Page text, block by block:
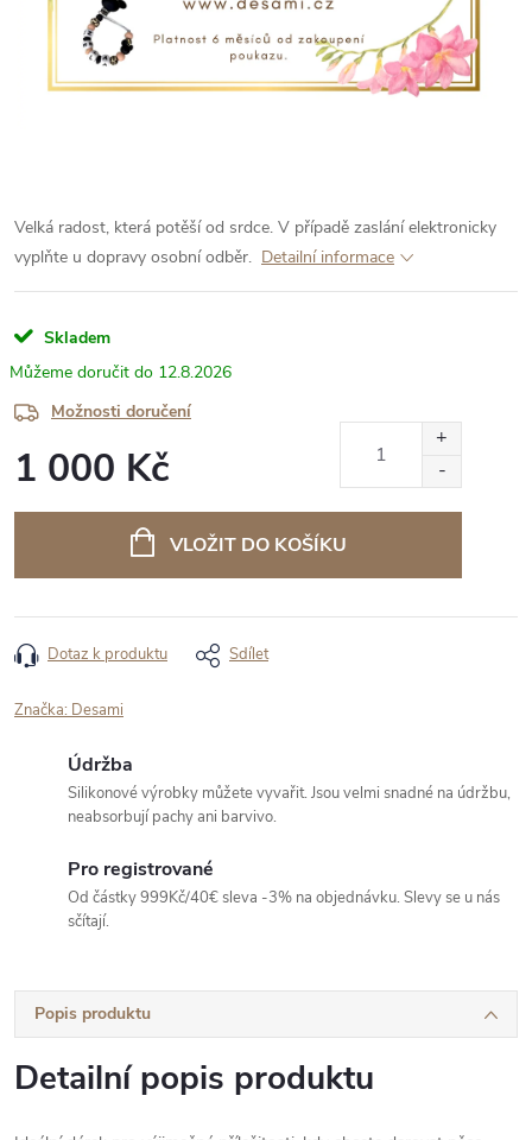
Velká radost, která potěší od srdce. V případě zaslání elektronicky
vyplňte u dopravy osobní odběr. Detailní informace
Skladem
12.8.2026
Možnosti doručení
1 000 Kč
VLOŽIT DO KOŠÍKU
Dotaz k produktu Sdílet
Značka: Desami
Údržba
Silikonové výrobky můžete vyvařit. Jsou velmi snadné na údržbu,
neabsorbují pachy ani barvivo.
Pro registrované
Od částky 999Kč/40€ sleva -3% na objednávku. Slevy se u nás
sčítají.
Popis produktu
Detailní popis produktu